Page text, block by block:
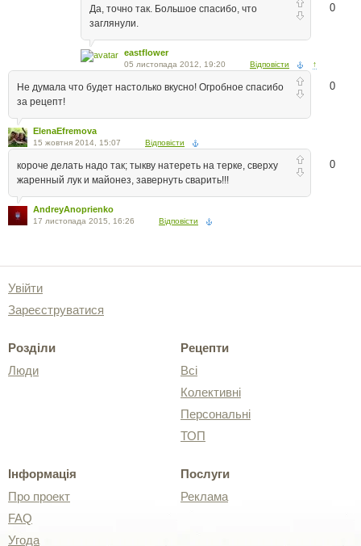
0
Да, точно так. Большое спасибо, что
заглянули.
eastflower
05 листопада 2012, 19:20 Відповісти ↑
0
Не думала что будет настолько вкусно! Огробное спасибо
за рецепт!
ElenaEfremova
15 жовтня 2014, 15:07 Відповісти
0
короче делать надо так; тыкву натереть на терке, сверху
жаренный лук и майонез, завернуть сварить!!!
AndreyAnoprienko
17 листопада 2015, 16:26 Відповісти
Увійти
Зареєструватися
Розділи
Люди
Рецепти
Всі
Колективні
Персональні
ТОП
Інформація
Про проект
FAQ
Угода
Послуги
Реклама